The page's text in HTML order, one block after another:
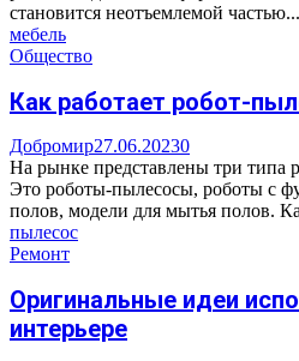
становится неотъемлемой частью...
мебель
Общество
Как работает робот-
Добромир27.06.20230
На рынке представлены три типа
Это роботы-пылесосы, роботы с
полов, модели для мытья полов.
пылесос
Ремонт
Оригинальные идеи
интерьере